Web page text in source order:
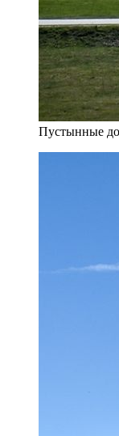
Пустынные